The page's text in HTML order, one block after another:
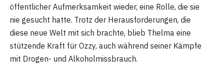
öffentlicher Aufmerksamkeit wieder, eine Rolle, die sie
nie gesucht hatte. Trotz der Herausforderungen, die
diese neue Welt mit sich brachte, blieb Thelma eine
stützende Kraft für Ozzy, auch während seiner Kämpfe
mit Drogen- und Alkoholmissbrauch.